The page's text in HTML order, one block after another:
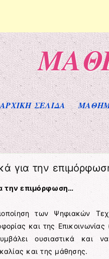
στο περιεχόμενο
ΑΡΧΙΚΗ ΣΕΛΙΔΑ
για την
την επιμόρφωση…
των Ψηφιακών
και της
ουσιαστικά και
και της μάθησης.